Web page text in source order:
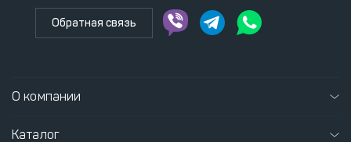
Обратная связь
О компании
Каталог